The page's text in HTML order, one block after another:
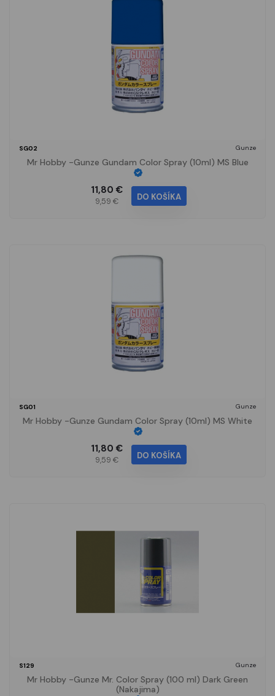
SG02 Gunze
Mr Hobby -Gunze Gundam Color Spray (10ml) MS Blue
11,80 €
9,59 € DO KOŠÍKA
SG01 Gunze
Mr Hobby -Gunze Gundam Color Spray (10ml) MS White
11,80 €
9,59 € DO KOŠÍKA
S129 Gunze
Mr Hobby -Gunze Mr. Color Spray (100 ml) Dark Green
(Nakajima)